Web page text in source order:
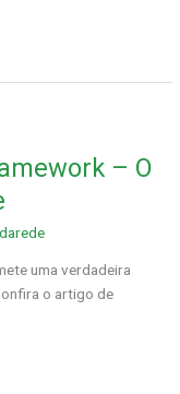
– O
darede
uma verdadeira
o artigo de